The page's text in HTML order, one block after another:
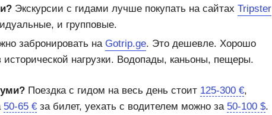
Экскурсии с гидами лучше покупать на сайтах Tripster
и групповые.
забронировать на Gotrip.ge. Это дешевле. Хорошо
нагрузки. Водопады, каньоны, пещеры.
Поездка с гидом на весь день стоит 125-300 €,
50-65 € за билет, уехать с водителем можно за 50-100 $.